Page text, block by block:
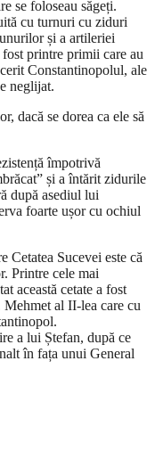
se foloseau săgeți.
cu turnuri cu ziduri
și a artileriei
printre primii care au
Constantinopolul, ale
neglijat.
dacă se dorea ca ele să
împotrivă
și a întărit zidurile
după asediul lui
foarte ușor cu ochiul
Cetatea Sucevei este că
Printre cele mai
această cetate a fost
Mehmet al II-lea care cu
a lui Ștefan, după ce
în fața unui General